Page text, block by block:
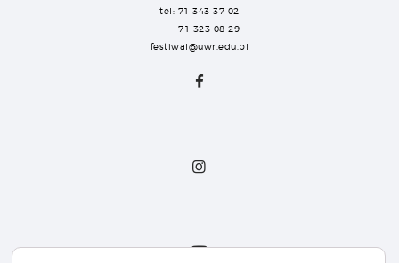
tel: 71 343 37 02
71 323 08 29
festiwal@uwr.edu.pl